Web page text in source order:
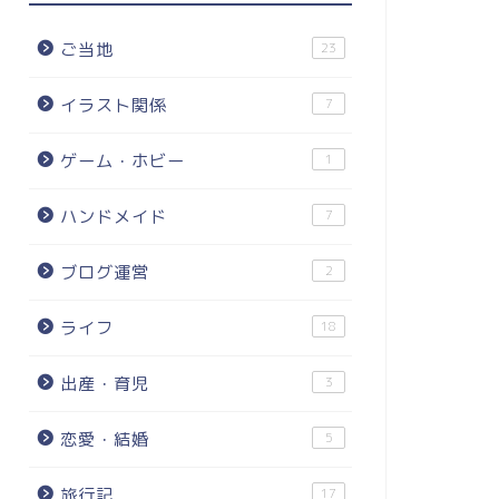
ご当地 23
イラスト関係 7
ゲーム・ホビー 1
ハンドメイド 7
ブログ運営 2
ライフ 18
出産・育児 3
恋愛・結婚 5
17